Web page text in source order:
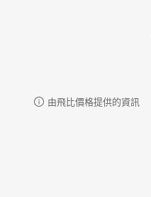
由飛比價格提供的資訊